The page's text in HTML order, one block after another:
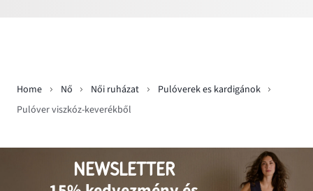
Home Nő Női ruházat
Pulóverek es kardigánok
Pulóver viszkóz-keverékből
NEWSLETTER